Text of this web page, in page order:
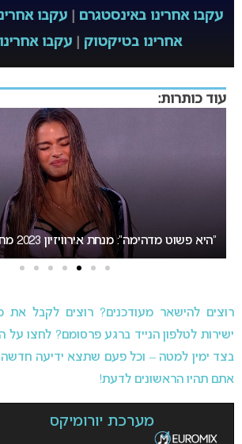
עקבו אחרינו באינסטגרם
עקבו
אחרינו בטיקטוק
עקבו
עוד כותרות:
רביעי
רוצים להישאר מעודכנים? רוצים לקבל את
ישירות לטלפון הנייד ברגע פרסומם? לחצו על
בצד ימין למטה – וכל פעם שתצא ידיעה חדשה
אתם תהיו הראשונים לדעת!
מערכת יורומיקס